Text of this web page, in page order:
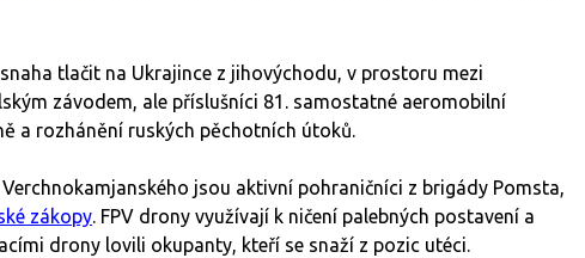
tlačit na Ukrajince z jihovýchodu, v prostoru mezi
závodem, ale příslušníci 81. samostatné aeromobilní
a rozhánění ruských pěchotních útoků.
jsou aktivní pohraničníci z brigády Pomsta,
zákopy. FPV drony využívají k ničení palebných postavení a
drony lovili okupanty, kteří se snaží z pozic utéci.